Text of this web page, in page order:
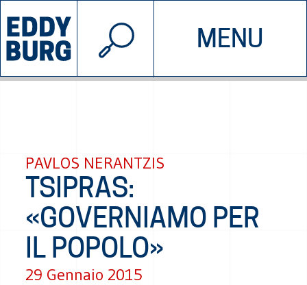
MENU
INIZIATIVE CHI SIAMO
© 2026 EDDYBURG
PAVLOS NERANTZIS
TSIPRAS:
«GOVERNIAMO PER
IL POPOLO»
29 Gennaio 2015